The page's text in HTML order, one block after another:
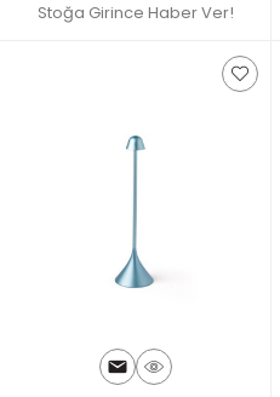
Stoğa Girince Haber Ver!